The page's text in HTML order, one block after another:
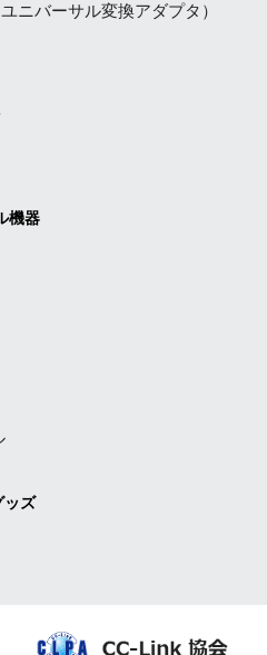
ニバーサル変換アダプタ）
機器
ッズ